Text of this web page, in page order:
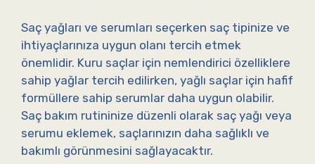
Saç yağları ve serumları seçerken saç tipinize ve
ihtiyaçlarınıza uygun olanı tercih etmek
önemlidir. Kuru saçlar için nemlendirici özelliklere
sahip yağlar tercih edilirken, yağlı saçlar için hafif
formüllere sahip serumlar daha uygun olabilir.
Saç bakım rutininize düzenli olarak saç yağı veya
serumu eklemek, saçlarınızın daha sağlıklı ve
bakımlı görünmesini sağlayacaktır.